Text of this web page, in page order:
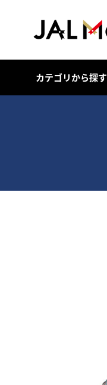
カテゴリから探す